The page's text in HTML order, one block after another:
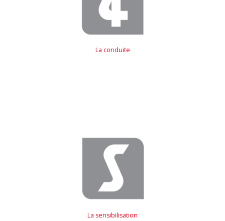
La conduite
La sensibilisation